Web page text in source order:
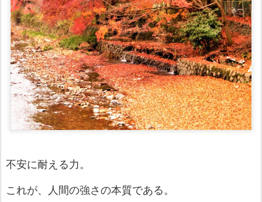
不安に耐える力。
これが、人間の強さの本質である。